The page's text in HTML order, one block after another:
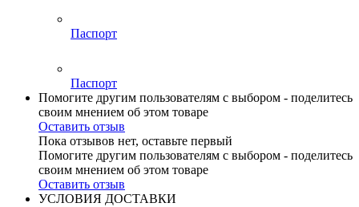
Паспорт
Паспорт
Помогите другим пользователям с выбором - поделитесь
своим мнением об этом товаре
Оставить отзыв
Пока отзывов нет, оставьте первый
Помогите другим пользователям с выбором - поделитесь
своим мнением об этом товаре
Оставить отзыв
УСЛОВИЯ ДОСТАВКИ